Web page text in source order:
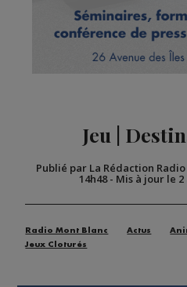
Jeu |
Publié par La Rédaction
14h48- Mis à jour le 2
Radio Mont Blanc Actus
Jeux Cloturés